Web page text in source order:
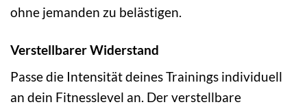
ohne jemanden zu belästigen.
Verstellbarer Widerstand
Passe die Intensität deines Trainings individuell
an dein Fitnesslevel an. Der verstellbare